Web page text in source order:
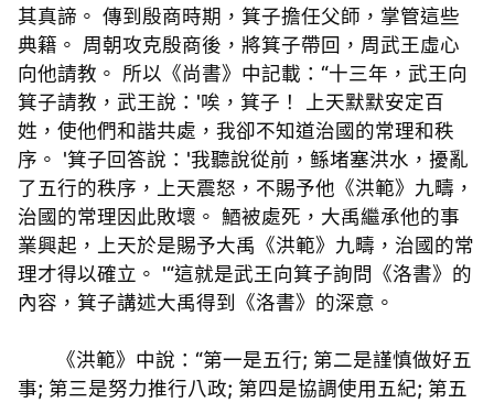
其真諦。 傳到殷商時期，箕子擔任父師，掌管這些
典籍。 周朝攻克殷商後，將箕子帶回，周武王虛心
向他請教。 所以《尚書》中記載：“十三年，武王向
箕子請教，武王說：'唉，箕子！ 上天默默安定百
姓，使他們和諧共處，我卻不知道治國的常理和秩
序。 '箕子回答說：'我聽說從前，鲧堵塞洪水，擾亂
了五行的秩序，上天震怒，不賜予他《洪範》九疇，
治國的常理因此敗壞。 鯂被處死，大禹繼承他的事
業興起，上天於是賜予大禹《洪範》九疇，治國的常
理才得以確立。 '“這就是武王向箕子詢問《洛書》的
內容，箕子講述大禹得到《洛書》的深意。
《洪範》中說：“第一是五行; 第二是謹慎做好五
事; 第三是努力推行八政; 第四是協調使用五紀; 第五